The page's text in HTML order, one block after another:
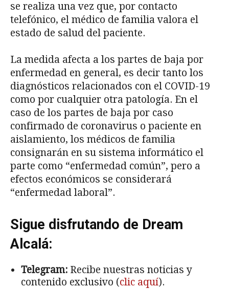
se realiza una vez que, por contacto
telefónico, el médico de familia valora el
estado de salud del paciente.
La medida afecta a los partes de baja por
enfermedad en general, es decir tanto los
diagnósticos relacionados con el COVID-19
como por cualquier otra patología. En el
caso de los partes de baja por caso
confirmado de coronavirus o paciente en
aislamiento, los médicos de familia
consignarán en su sistema informático el
parte como “enfermedad común”, pero a
efectos económicos se considerará
“enfermedad laboral”.
Sigue disfrutando de Dream
Alcalá:
Telegram: Recibe nuestras noticias y
contenido exclusivo (clic aquí).